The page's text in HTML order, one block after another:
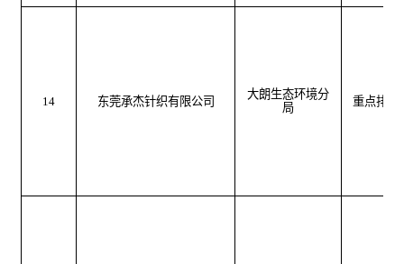
14 东莞承杰针织有限公司
大朗生态环境分
局
重点排污